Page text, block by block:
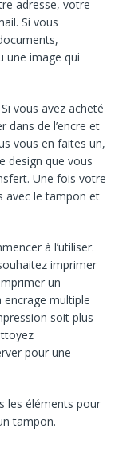
adresse, votre
Si vous
une image qui
vous avez acheté
dans de l’encre et
vous en faites un,
design que vous
Une fois votre
avec le tampon et
à l’utiliser.
imprimer
un
multiple
soit plus
pour une
les éléments pour
tampon.